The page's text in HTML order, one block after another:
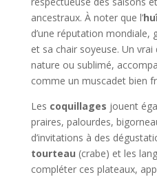
ancestraux. À noter que l’
d’une réputation mondiale,
et sa chair soyeuse. Un vrai
nature ou sublimé,
comme un muscadet bien
Les coquillages jouent
praires, palourdes,
d’invitations à des
tourteau (crabe) et les
compléter ces plateaux,